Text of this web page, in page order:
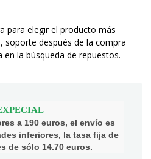
para elegir el producto más
soporte después de la compra
la búsqueda de repuestos.
a 190 euros, el envío es
inferiores, la tasa fija de
de sólo 14.70 euros.